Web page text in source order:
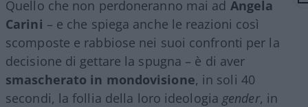
Quello che non perdoneranno mai ad Angela
Carini – e che spiega anche le reazioni così
scomposte e rabbiose nei suoi confronti per la
decisione di gettare la spugna – è di aver
smascherato in mondovisione, in soli 40
secondi, la follia della loro ideologia gender, in